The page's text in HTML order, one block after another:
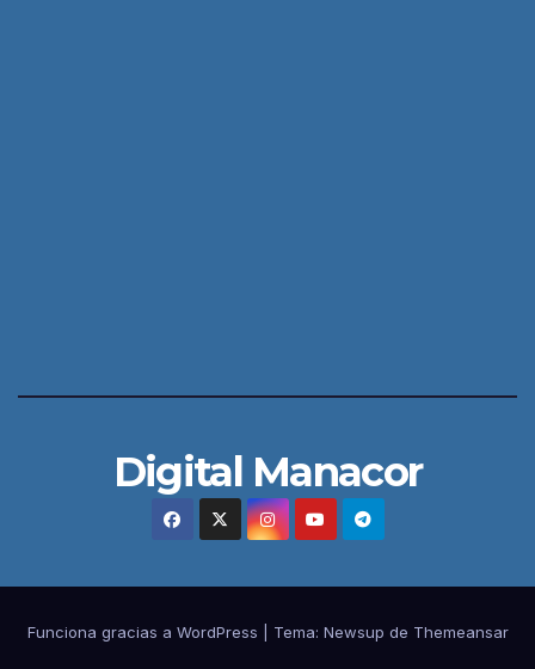
Digital Manacor
Funciona gracias a WordPress Tema: Newsup de Themeansar